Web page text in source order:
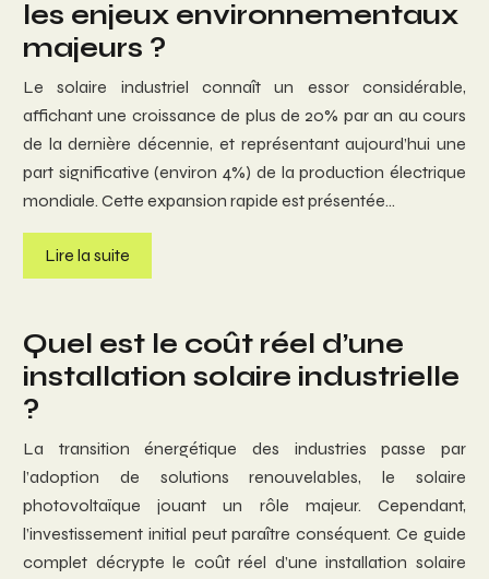
les enjeux environnementaux
majeurs ?
Le solaire industriel connaît un essor considérable,
affichant une croissance de plus de 20% par an au cours
de la dernière décennie, et représentant aujourd’hui une
part significative (environ 4%) de la production électrique
mondiale. Cette expansion rapide est présentée…
Lire la suite
Quel est le coût réel d’une
installation solaire industrielle
?
La transition énergétique des industries passe par
l’adoption de solutions renouvelables, le solaire
photovoltaïque jouant un rôle majeur. Cependant,
l’investissement initial peut paraître conséquent. Ce guide
complet décrypte le coût réel d’une installation solaire